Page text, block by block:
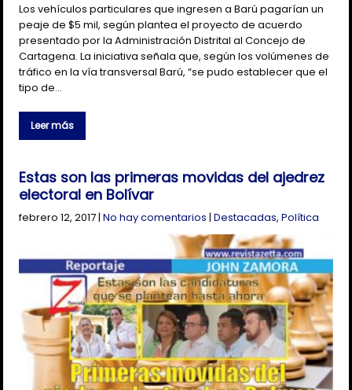
Los vehículos particulares que ingresen a Barú pagarían un
peaje de $5 mil, según plantea el proyecto de acuerdo
presentado por la Administración Distrital al Concejo de
Cartagena. La iniciativa señala que, según los volúmenes de
tráfico en la vía transversal Barú, “se pudo establecer que el
tipo de…
Leer más
Estas son las primeras movidas del ajedrez
electoral en Bolívar
febrero 12, 2017|No hay comentarios |Destacadas,Política